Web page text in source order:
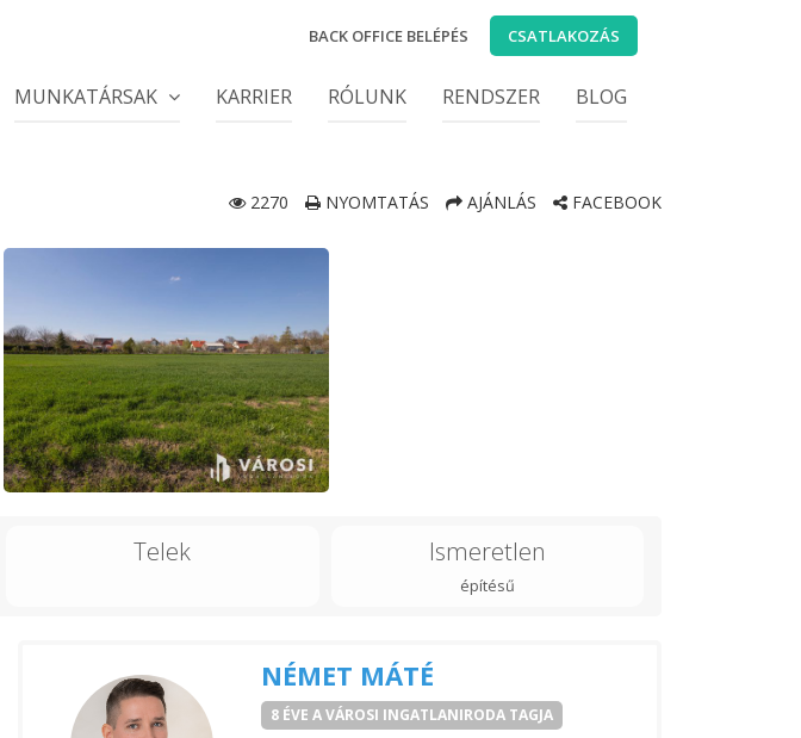
BACK OFFICE BELÉPÉS CSATLAKOZÁS
MUNKATÁRSAK KARRIER RÓLUNK RENDSZER BLOG
2270 NYOMTATÁS AJÁNLÁS FACEBOOK
Telek Ismeretlen
építésű
NÉMET MÁTÉ
8 ÉVE A VÁROSI INGATLANIRODA TAGJA